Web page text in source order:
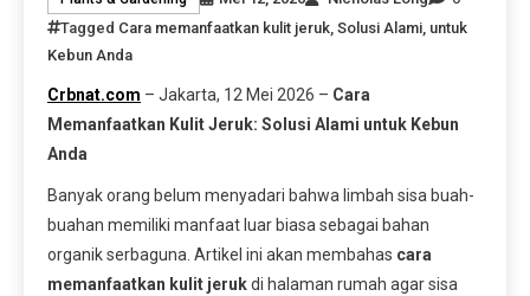
Tagged Cara memanfaatkan kulit jeruk, Solusi Alami, untuk
Kebun Anda
Crbnat.com – Jakarta, 12 Mei 2026 – Cara
Memanfaatkan Kulit Jeruk: Solusi Alami untuk Kebun
Anda
Banyak orang belum menyadari bahwa limbah sisa buah-
buahan memiliki manfaat luar biasa sebagai bahan
organik serbaguna. Artikel ini akan membahas cara
memanfaatkan kulit jerukdi halaman rumah agar sisa